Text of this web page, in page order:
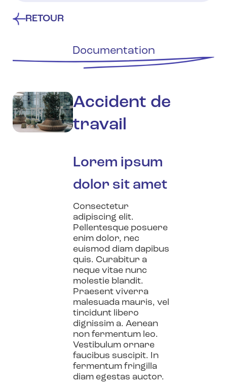
RETOUR
Documentation
Accident de
travail
Lorem ipsum
dolor sit amet
Consectetur
adipiscing elit.
Pellentesque posuere
enim dolor, nec
euismod diam dapibus
quis. Curabitur a
neque vitae nunc
molestie blandit.
Praesent viverra
malesuada mauris, vel
tincidunt libero
dignissim a. Aenean
non fermentum leo.
Vestibulum ornare
faucibus suscipit. In
fermentum fringilla
diam egestas auctor.